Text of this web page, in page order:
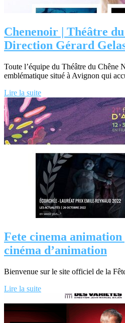
Chenenoir | Théâtre
Direction Gérard
Toute l’équipe du Théâtre du Chêne
emblématique situé à Avignon qui
Lire la suite
Fete cinema animation
cinéma d’animation
Bienvenue sur le site officiel de la
Lire la suite